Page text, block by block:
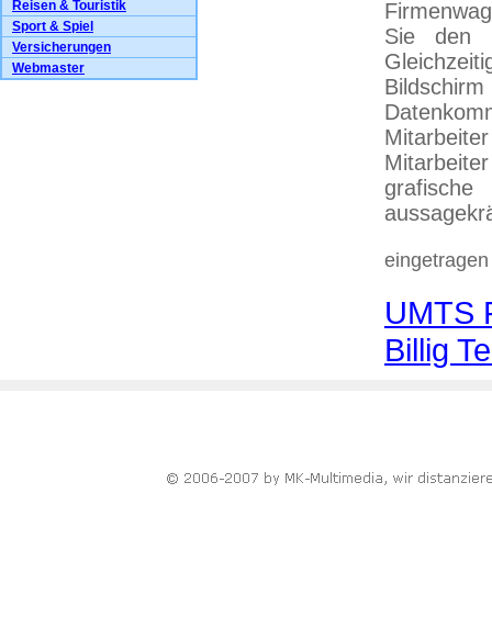
Reisen & Touristik
Sport & Spiel
Versicherungen
Webmaster
Sie den
UMTS
Billig